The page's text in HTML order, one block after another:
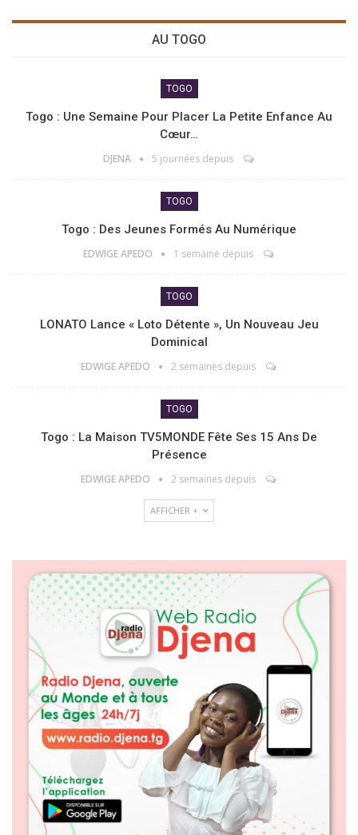
AU TOGO
TOGO
Togo : Une Semaine Pour Placer La Petite Enfance Au
Cœur…
DJENA 5 journées depuis
TOGO
Togo : Des Jeunes Formés Au Numérique
EDWIGE APEDO 1 semaine depuis
TOGO
LONATO Lance « Loto Détente », Un Nouveau Jeu
Dominical
EDWIGE APEDO 2 semaines depuis
TOGO
Togo : La Maison TV5MONDE Fête Ses 15 Ans De
Présence
EDWIGE APEDO 2 semaines depuis
AFFICHER +